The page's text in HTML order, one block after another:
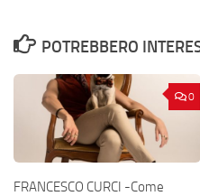
POTREBBERO
0
FRANCESCO CURCI -Come